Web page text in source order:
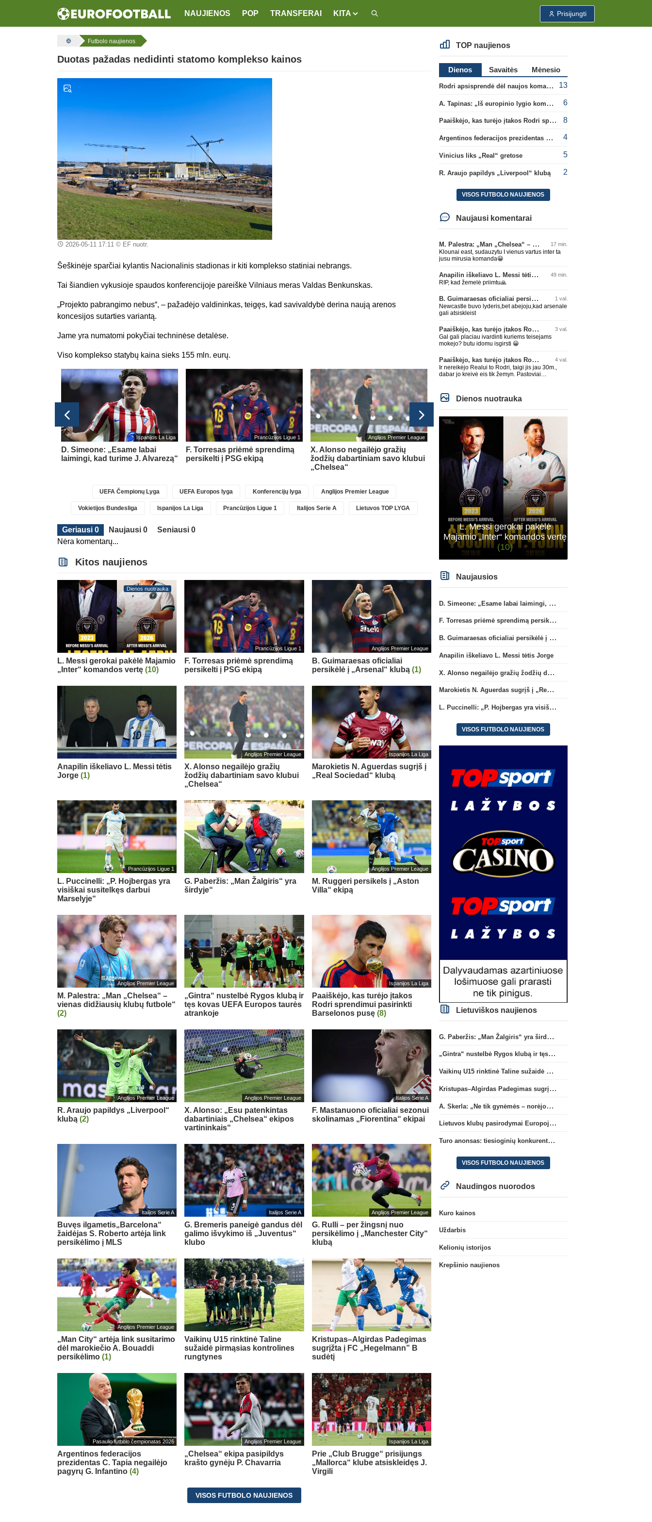
NAUJIENOS POP TRANSFERAI KITA Prisijungti
Futbolo naujienos
Duotas pažadas nedidinti statomo komplekso kainos
2026-05-11 17:11 © EF nuotr.
Šeškinėje sparčiai kylantis Nacionalinis stadionas ir kiti komplekso statiniai nebrangs.
Tai šiandien vykusioje spaudos konferencijoje pareiškė Vilniaus meras Valdas Benkunskas.
„Projekto pabrangimo nebus“, – pažadėjo valdininkas, teigęs, kad savivaldybė derina naują arenos
koncesijos sutarties variantą.
Jame yra numatomi pokyčiai techninėse detalėse.
Viso komplekso statybų kaina sieks 155 mln. eurų.
Ispanijos La Liga
D. Simeone: „Esame labai
laimingi, kad turime J. Alvarezą“
Prancūzijos Ligue 1
F. Torresas priėmė sprendimą
persikelti į PSG ekipą
Anglijos Premier League
X. Alonso negailėjo gražių
žodžių dabartiniam savo klubui
„Chelsea“
Ispanijos La Liga
Marokietis N. Aguerdas sugrįš į
„Real Sociedad“ klubą
visiškai susitelkęs darbui
Marselyje“
UEFA Čempionų Lyga UEFA Europos lyga Konferencijų lyga Anglijos Premier League
Vokietijos Bundesliga Ispanijos La Liga Prancūzijos Ligue 1 Italijos Serie A Lietuvos TOP LYGA
Geriausi 0 Naujausi 0
Seniausi 0
Nėra komentarų...
Kitos naujienos
Dienos nuotrauka
L. Messi gerokai pakėlė Majamio
„Inter“ komandos vertę (10)
Prancūzijos Ligue 1
F. Torresas priėmė sprendimą
persikelti į PSG ekipą
Anglijos Premier League
B. Guimaraesas oficialiai
persikėlė į „Arsenal“ klubą (1)
Anapilin iškeliavo L. Messi tėtis
Jorge (1)
Anglijos Premier League
X. Alonso negailėjo gražių
žodžių dabartiniam savo klubui
„Chelsea“
Ispanijos La Liga
Marokietis N. Aguerdas sugrįš į
„Real Sociedad“ klubą
Prancūzijos Ligue 1
L. Puccinelli: „P. Hojbergas yra
visiškai susitelkęs darbui
Marselyje“
G. Paberžis: „Man Žalgiris“ yra
širdyje“
Anglijos Premier League
M. Ruggeri persikels į „Aston
Villa“ ekipą
Anglijos Premier League
M. Palestra: „Man „Chelsea“ –
vienas didžiausių klubų futbole“
(2)
„Gintra“ nustelbė Rygos klubą ir
tęs kovas UEFA Europos taurės
atrankoje
Ispanijos La Liga
Paaiškėjo, kas turėjo įtakos
Rodri sprendimui pasirinkti
Barselonos pusę (8)
Anglijos Premier League
R. Araujo papildys „Liverpool“
klubą (2)
Anglijos Premier League
X. Alonso: „Esu patenkintas
dabartiniais „Chelsea“ ekipos
vartininkais“
Italijos Serie A
F. Mastanuono oficialiai sezonui
skolinamas „Fiorentina“ ekipai
Italijos Serie A
Buvęs ilgametis„Barcelona“
žaidėjas S. Roberto artėja link
persikėlimo į MLS
Italijos Serie A
G. Bremeris paneigė gandus dėl
galimo išvykimo iš „Juventus“
klubo
Anglijos Premier League
G. Rulli – per žingsnį nuo
persikėlimo į „Manchester City“
klubą
Anglijos Premier League
„Man City“ artėja link susitarimo
dėl marokiečio A. Bouaddi
persikėlimo (1)
Vaikinų U15 rinktinė Taline
sužaidė pirmąsias kontrolines
rungtynes
Kristupas–Algirdas Padegimas
sugrįžta į FC „Hegelmann” B
sudėtį
Pasaulio futbolo čempionatas 2026
Argentinos federacijos
prezidentas C. Tapia negailėjo
pagyrų G. Infantino (4)
Anglijos Premier League
„Chelsea“ ekipa pasipildys
krašto gynėju P. Chavarria
Ispanijos La Liga
Prie „Club Brugge“ prisijungs
„Mallorca“ klube atsiskleidęs J.
Virgili
VISOS FUTBOLO NAUJIENOS
TOP naujienos
Dienos Savaitės
Mėnesio
Rodri apsisprendė dėl naujos komandos
13
A. Tapinas: „Iš europinio lygio komandos gavom gerų pamokų“ 6
Paaiškėjo, kas turėjo įtakos Rodri sprendimui pasirinkti Barselonos pusę 8
Argentinos federacijos prezidentas C. Tapia negailėjo pagyrų G. Infantino 4
Vinicius liks „Real“ gretose 5
R. Araujo papildys „Liverpool“ klubą 2
VISOS FUTBOLO NAUJIENOS
Naujausi komentarai
M. Palestra: „Man „Chelsea“ – vienas didžiausių klubų futbole“ 17 min.
Klounai east, sudauzytu I vienus vartus inter ta
jusu mirusia komanda😀
Anapilin iškeliavo L. Messi tėtis Jorge 49 min.
RIP, kad žemelė priimtu🙏
B. Guimaraesas oficialiai persikėlė į „Arsenal“ klubą 1 val.
Newcastle buvo lyderis,bet abejoju,kad arsenale
gali atsiskleist
Paaiškėjo, kas turėjo įtakos Rodri sprendimui pasirinkti Barselonos pusę 3 val.
Gal gali placiau ivardinti kuriems teisejams
mokejo? butu idomu isgirsti 😀
Paaiškėjo, kas turėjo įtakos Rodri sprendimui pasirinkti Barselonos pusę 4 val.
Ir nereikėjo Realui to Rodri, taigi jis jau 30m.,
dabar jo kreivė eis tik žemyn. Pastoviai
Po pusės metų? Ne ne ačiū. Viskas gerai, Real
turi ir geresnių opcijų, Mauras viską sustatys į
vietas. Jeigu jis iš tikro būtų buvęs reikalingas,
Perezas būtų ir pasiėmęs seniai. Beja ir ManCity,
ne šiaip sau paleidžia jį. Sėkmės jam Barcoje,
galės su savo korešais iš rinktinės kartu pažaisti
karjeros saulėlydyje.
Dienos nuotrauka
L. Messi gerokai pakėlė
Majamio „Inter“ komandos vertę
(10)
Naujausios
D. Simeone: „Esame labai laimingi, kad turime J. Alvarezą“
F. Torresas priėmė sprendimą persikelti į PSG ekipą
B. Guimaraesas oficialiai persikėlė į „Arsenal“ klubą
Anapilin iškeliavo L. Messi tėtis Jorge
X. Alonso negailėjo gražių žodžių dabartiniam savo klubui „Chelsea“
Marokietis N. Aguerdas sugrįš į „Real Sociedad“ klubą
L. Puccinelli: „P. Hojbergas yra visiškai susitelkęs darbui Marselyje“
VISOS FUTBOLO NAUJIENOS
Lietuviškos naujienos
G. Paberžis: „Man Žalgiris“ yra širdyje“
„Gintra“ nustelbė Rygos klubą ir tęs kovas UEFA Europos taurės atrankoje
Vaikinų U15 rinktinė Taline sužaidė pirmąsias kontrolines rungtynes
Kristupas–Algirdas Padegimas sugrįžta į FC „Hegelmann” B sudėtį
A. Skerla: „Ne tik gynėmės – norėjome atakuoti“
Lietuvos klubų pasirodymai Europoje: patirti pralaimėjimai Kroatijos atstovams
Turo anonsas: tiesioginių konkurentų dvikova Gargžduose
VISOS FUTBOLO NAUJIENOS
Naudingos nuorodos
Kuro kainos
Uždarbis
Kelionių istorijos
Krepšinio naujienos